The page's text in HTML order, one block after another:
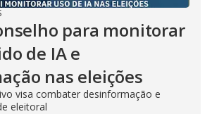
para monitorar
de IA e
nas eleições
visa combater desinformação e
eleitoral